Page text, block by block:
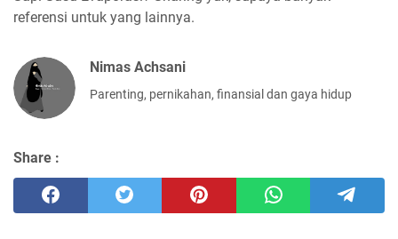
referensi untuk yang lainnya.
Nimas Achsani
Parenting, pernikahan, finansial dan gaya hidup
Share :